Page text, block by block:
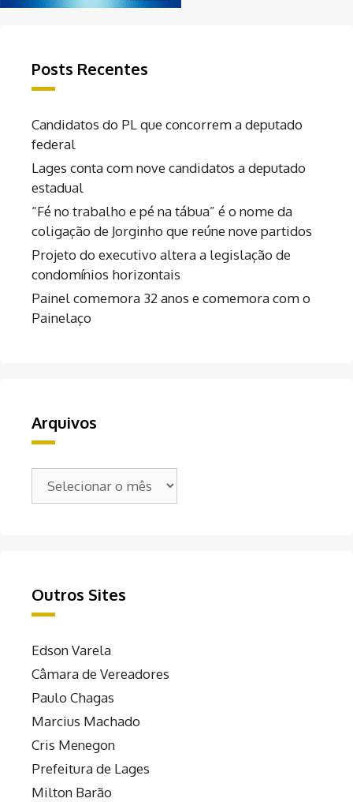
Posts Recentes
Candidatos do PL que concorrem a deputado
federal
Lages conta com nove candidatos a deputado
estadual
“Fé no trabalho e pé na tábua” é o nome da
coligação de Jorginho que reúne nove partidos
Projeto do executivo altera a legislação de
condomínios horizontais
Painel comemora 32 anos e comemora com o
Painelaço
Arquivos
Arquivos
Outros Sites
Edson Varela
Câmara de Vereadores
Paulo Chagas
Marcius Machado
Cris Menegon
Prefeitura de Lages
Milton Barão